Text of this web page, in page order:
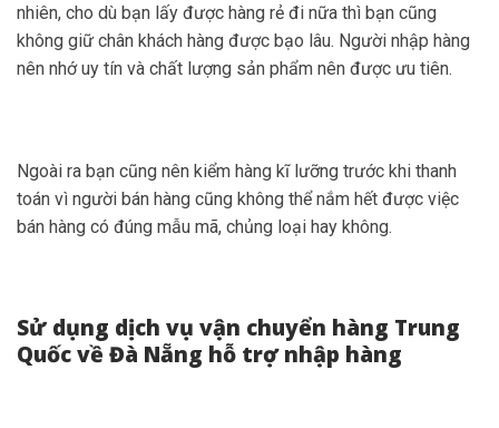
nhiên, cho dù bạn lấy được hàng rẻ đi nữa thì bạn cũng
không giữ chân khách hàng được bạo lâu. Người nhập hàng
nên nhớ uy tín và chất lượng sản phẩm nên được ưu tiên.
Ngoài ra bạn cũng nên kiểm hàng kĩ lưỡng trước khi thanh
toán vì người bán hàng cũng không thể nắm hết được việc
bán hàng có đúng mẫu mã, chủng loại hay không.
Sử dụng dịch vụ vận chuyển hàng Trung
Quốc về Đà Nẵng hỗ trợ nhập hàng